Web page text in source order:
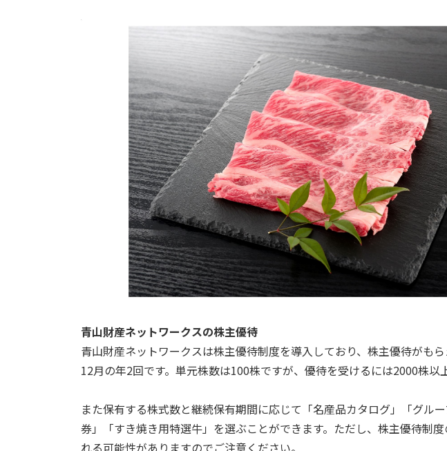
青山財産ネットワークスの株主優待
青山財産ネットワークスは株主優待制度を導入しており、株主優待がも
12月の年2回です。単元株数は100株ですが、優待を受けるには2000株以
また保有する株式数と継続保有期間に応じて「名産品カタログ」「グル
券」「すき焼き用特選牛」を選ぶことができます。ただし、株主優待制